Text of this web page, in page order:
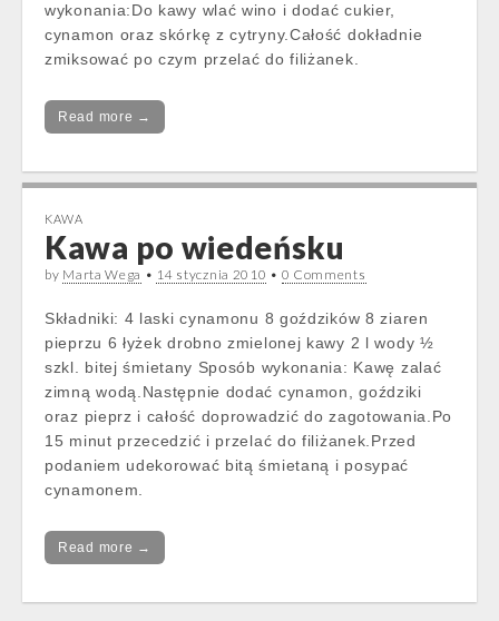
wykonania:Do kawy wlać wino i dodać cukier,
cynamon oraz skórkę z cytryny.Całość dokładnie
zmiksować po czym przelać do filiżanek.
Read more →
KAWA
Kawa po wiedeńsku
by Marta Wega • 14 stycznia 2010 • 0 Comments
Składniki: 4 laski cynamonu 8 goździków 8 ziaren
pieprzu 6 łyżek drobno zmielonej kawy 2 l wody ½
szkl. bitej śmietany Sposób wykonania: Kawę zalać
zimną wodą.Następnie dodać cynamon, goździki
oraz pieprz i całość doprowadzić do zagotowania.Po
15 minut przecedzić i przelać do filiżanek.Przed
podaniem udekorować bitą śmietaną i posypać
cynamonem.
Read more →